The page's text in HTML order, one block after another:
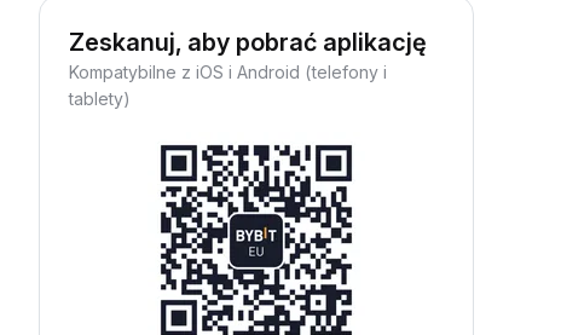
Zeskanuj, aby pobrać aplikację
Kompatybilne z iOS i Android (telefony i
tablety)